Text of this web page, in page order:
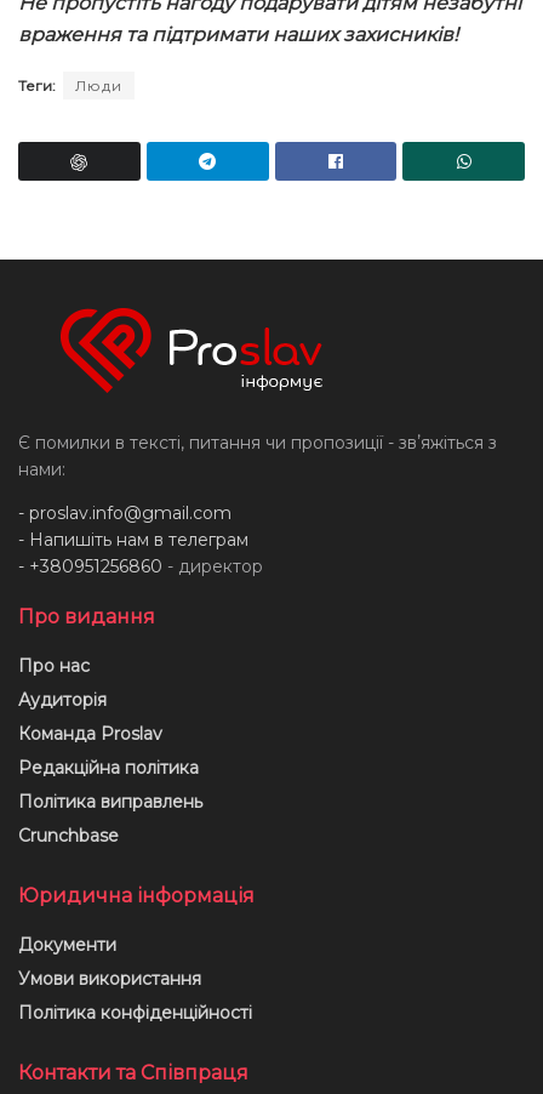
враження та підтримати наших захисників!
Теги: Люди
Є помилки в тексті, питання чи пропозиції - звʼяжіться з
нами:
- proslav.info@gmail.com
- Напишіть нам в телеграм
- +380951256860 - директор
Про видання
Про нас
Аудиторія
Команда Proslav
Редакційна політика
Політика виправлень
Crunchbase
Юридична інформація
Документи
Умови використання
Політика конфіденційності
Контакти та Співпраця